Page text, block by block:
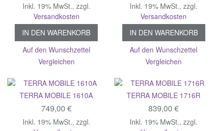
Inkl. 19% MwSt., zzgl.
Versandkosten
IN DEN WARENKORB
Auf den Wunschzettel
Vergleichen
Inkl. 19% MwSt.,zzgl.
Versandkosten
IN DEN WARENKORB
Auf den Wunschzettel
Vergleichen
TERRA MOBILE 1610A
749,00 €
Inkl. 19% MwSt., zzgl.
TERRA MOBILE 1716R
839,00 €
Inkl. 19% MwSt.,zzgl.